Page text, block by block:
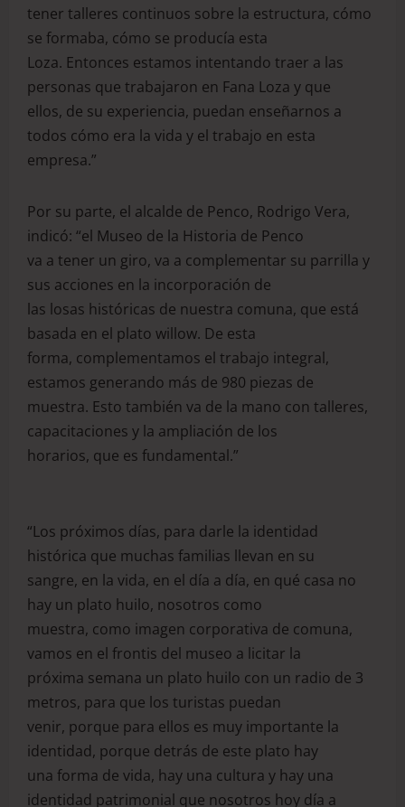
tener talleres continuos sobre la estructura, cómo
se formaba, cómo se producía esta
Loza. Entonces estamos intentando traer a las
personas que trabajaron en Fana Loza y que
ellos, de su experiencia, puedan enseñarnos a
todos cómo era la vida y el trabajo en esta
empresa.”
Por su parte, el alcalde de Penco, Rodrigo Vera,
indicó: “el Museo de la Historia de Penco
va a tener un giro, va a complementar su parrilla y
sus acciones en la incorporación de
las losas históricas de nuestra comuna, que está
basada en el plato willow. De esta
forma, complementamos el trabajo integral,
estamos generando más de 980 piezas de
muestra. Esto también va de la mano con talleres,
capacitaciones y la ampliación de los
horarios, que es fundamental.”
“Los próximos días, para darle la identidad
histórica que muchas familias llevan en su
sangre, en la vida, en el día a día, en qué casa no
hay un plato huilo, nosotros como
muestra, como imagen corporativa de comuna,
vamos en el frontis del museo a licitar la
próxima semana un plato huilo con un radio de 3
metros, para que los turistas puedan
venir, porque para ellos es muy importante la
identidad, porque detrás de este plato hay
una forma de vida, hay una cultura y hay una
identidad patrimonial que nosotros hoy día a